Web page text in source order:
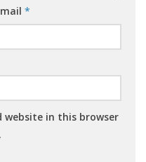
*
website in this browser